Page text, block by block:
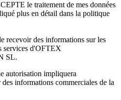
le traitement de mes données
plus en détail dans la politique
recevoir des informations sur les
services d'OFTEX
SL.
autorisation impliquera
informations commerciales de la